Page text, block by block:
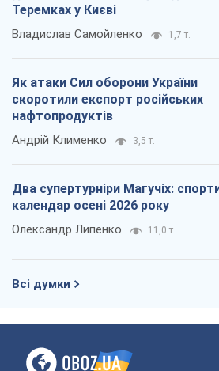
Теремках у Києві
Владислав Самойленко 1,7 т.
Як атаки Сил оборони України
скоротили експорт російських
нафтопродуктів
Андрій Клименко 3,5 т.
Два супертурніри Магучіх:
календар осені 2026 року
Олександр Липенко 11,0 т.
Всі думки